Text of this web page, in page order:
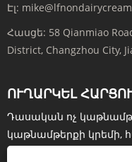
Էլ:
Հասցե: 58 Qianmiao
District, Changzhou
ՈՒՂԱՐԿԵԼ
Դասական ոչ
կաթնամթերքի
կաթնամթերքի կրեմի